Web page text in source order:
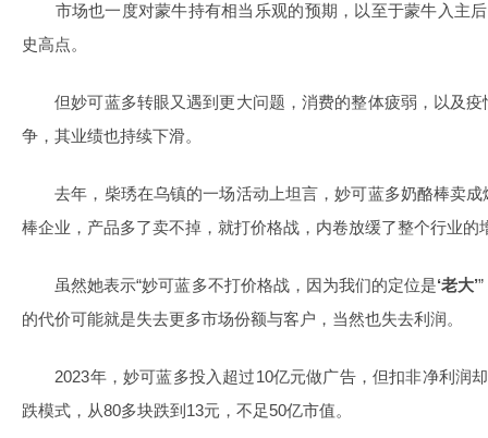
市场也一度对蒙牛持有相当乐观的预期，以至于蒙牛入主后
史高点。
但妙可蓝多转眼又遇到更大问题，消费的整体疲弱，以及疫
争，其业绩也持续下滑。
去年，柴琇在乌镇的一场活动上坦言，妙可蓝多奶酪棒卖成
棒企业，产品多了卖不掉，就打价格战，内卷放缓了整个行业的
虽然她表示“妙可蓝多不打价格战，因为我们的定位是‘老大’
的代价可能就是失去更多市场份额与客户，当然也失去利润。
2023年，妙可蓝多投入超过10亿元做广告，但扣非净利润
跌模式，从80多块跌到13元，不足50亿市值。